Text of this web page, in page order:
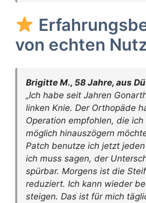
von echten
Brigitte M., 58 Jahre, aus
„Ich habe seit Jahren
linken Knie. Der Orthopäde
Operation empfohlen, die
möglich hinauszögern
Patch benutze ich jetzt
ich muss sagen, der
spürbar. Morgens ist die
reduziert. Ich kann wieder
steigen. Das ist für mich